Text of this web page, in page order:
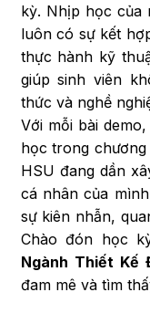
kỳ. Nhịp học của
luôn có sự kết
thực hành kỹ
giúp sinh viên
thức và nghề
Với mỗi bài
học trong
HSU đang dần
cá nhân của
sự kiên nhẫn,
Chào đón học
Ngành Thiết Kế
đam mê và tìm